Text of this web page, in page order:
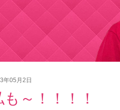
年05月2日
も～！！！！